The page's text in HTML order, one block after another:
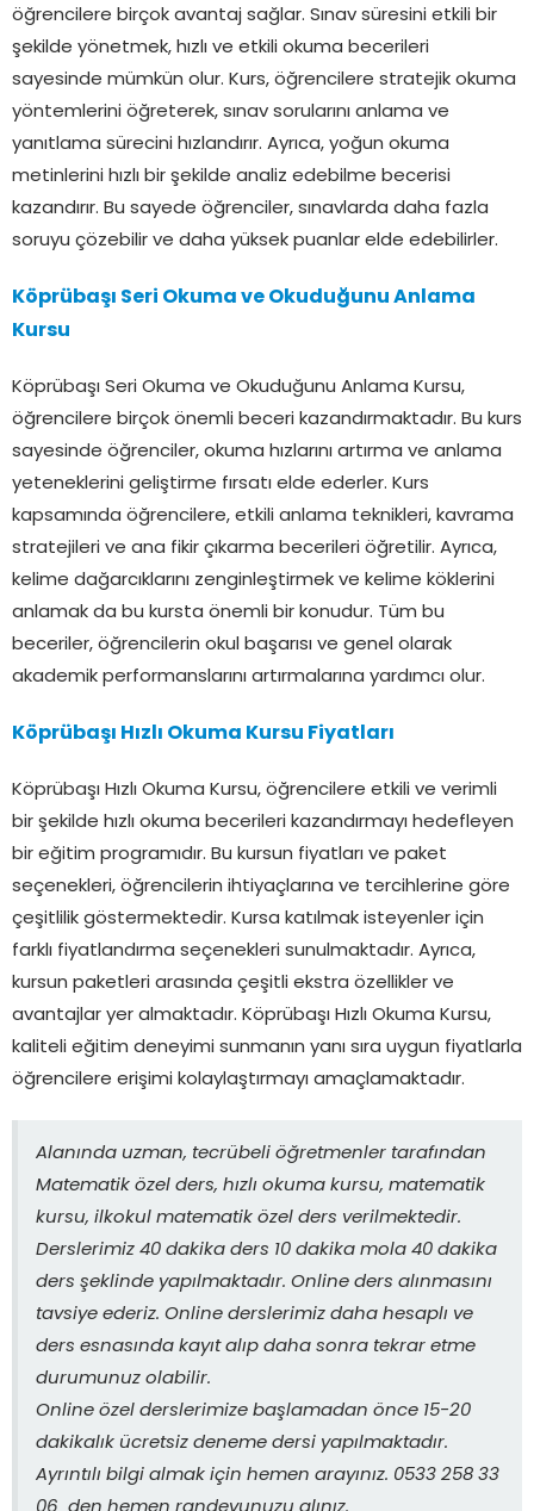
öğrencilere birçok avantaj sağlar. Sınav süresini etkili bir
şekilde yönetmek, hızlı ve etkili okuma becerileri
sayesinde mümkün olur. Kurs, öğrencilere stratejik okuma
yöntemlerini öğreterek, sınav sorularını anlama ve
yanıtlama sürecini hızlandırır. Ayrıca, yoğun okuma
metinlerini hızlı bir şekilde analiz edebilme becerisi
kazandırır. Bu sayede öğrenciler, sınavlarda daha fazla
soruyu çözebilir ve daha yüksek puanlar elde edebilirler.
Köprübaşı Seri Okuma ve Okuduğunu Anlama
Kursu
Köprübaşı Seri Okuma ve Okuduğunu Anlama Kursu,
öğrencilere birçok önemli beceri kazandırmaktadır. Bu kurs
sayesinde öğrenciler, okuma hızlarını artırma ve anlama
yeteneklerini geliştirme fırsatı elde ederler. Kurs
kapsamında öğrencilere, etkili anlama teknikleri, kavrama
stratejileri ve ana fikir çıkarma becerileri öğretilir. Ayrıca,
kelime dağarcıklarını zenginleştirmek ve kelime köklerini
anlamak da bu kursta önemli bir konudur. Tüm bu
beceriler, öğrencilerin okul başarısı ve genel olarak
akademik performanslarını artırmalarına yardımcı olur.
Köprübaşı Hızlı Okuma Kursu Fiyatları
Köprübaşı Hızlı Okuma Kursu, öğrencilere etkili ve verimli
bir şekilde hızlı okuma becerileri kazandırmayı hedefleyen
bir eğitim programıdır. Bu kursun fiyatları ve paket
seçenekleri, öğrencilerin ihtiyaçlarına ve tercihlerine göre
çeşitlilik göstermektedir. Kursa katılmak isteyenler için
farklı fiyatlandırma seçenekleri sunulmaktadır. Ayrıca,
kursun paketleri arasında çeşitli ekstra özellikler ve
avantajlar yer almaktadır. Köprübaşı Hızlı Okuma Kursu,
kaliteli eğitim deneyimi sunmanın yanı sıra uygun fiyatlarla
öğrencilere erişimi kolaylaştırmayı amaçlamaktadır.
Alanında uzman, tecrübeli öğretmenler tarafından
Matematik özel ders, hızlı okuma kursu, matematik
kursu, ilkokul matematik özel ders verilmektedir.
Derslerimiz 40 dakika ders 10 dakika mola 40 dakika
ders şeklinde yapılmaktadır. Online ders alınmasını
tavsiye ederiz. Online derslerimiz daha hesaplı ve
ders esnasında kayıt alıp daha sonra tekrar etme
durumunuz olabilir.
Online özel derslerimize başlamadan önce 15-20
dakikalık ücretsiz deneme dersi yapılmaktadır.
Ayrıntılı bilgi almak için hemen arayınız. 0533 258 33